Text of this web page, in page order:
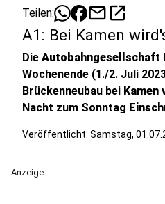
Teilen: mailopen_in_new
A1: Bei Kamen
Die Autobahngesellschaft
Wochenende (1./2. Juli
Brückenneubau bei Kamen
Nacht zum Sonntag
Veröffentlicht: Samstag,
Anzeige